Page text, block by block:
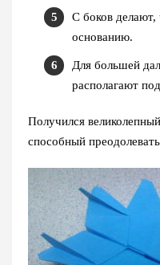
С боков делают,
основанию.
Для большей
располагают
Получился
способный